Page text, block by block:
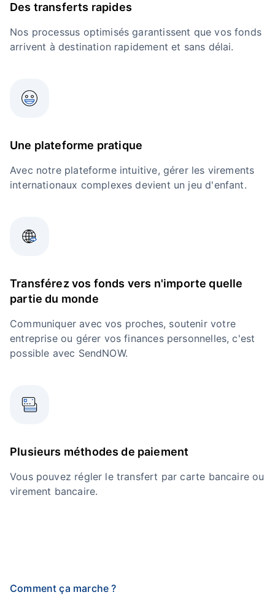
Des transferts rapides
Nos processus optimisés garantissent que vos fonds
arrivent à destination rapidement et sans délai.
Une plateforme pratique
Avec notre plateforme intuitive, gérer les virements
internationaux complexes devient un jeu d'enfant.
Transférez vos fonds vers n'importe quelle
partie du monde
Communiquer avec vos proches, soutenir votre
entreprise ou gérer vos finances personnelles, c'est
possible avec SendNOW.
Plusieurs méthodes de paiement
Vous pouvez régler le transfert par carte bancaire ou
virement bancaire.
Comment ça marche ?